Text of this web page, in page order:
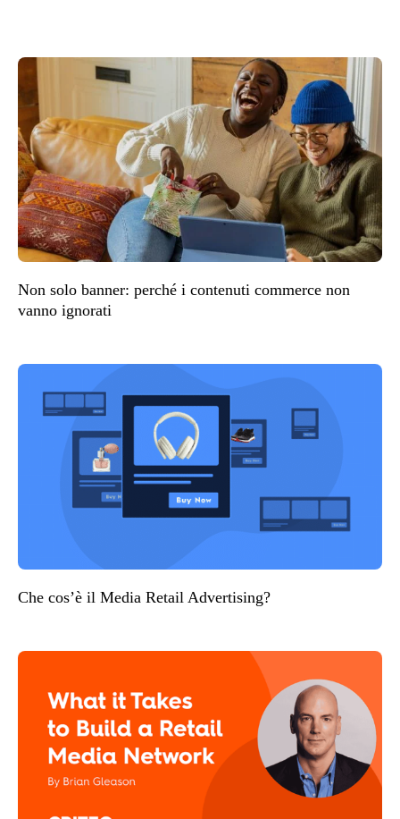
Non solo banner: perché i contenuti commerce non
vanno ignorati
Che cos’è il Media Retail Advertising?